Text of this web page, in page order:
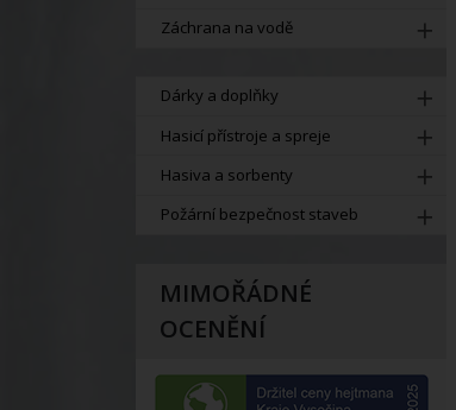
Záchrana na vodě
Dárky a doplňky
Hasicí přístroje a spreje
Hasiva a sorbenty
Požární bezpečnost staveb
MIMOŘÁDNÉ
OCENĚNÍ